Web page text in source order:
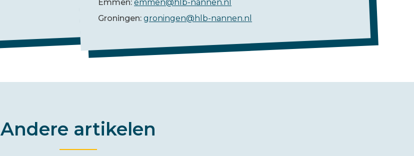
Emmen:emmen@hlb-nannen.nl
Groningen:groningen@hlb-nannen.nl
Andere artikelen